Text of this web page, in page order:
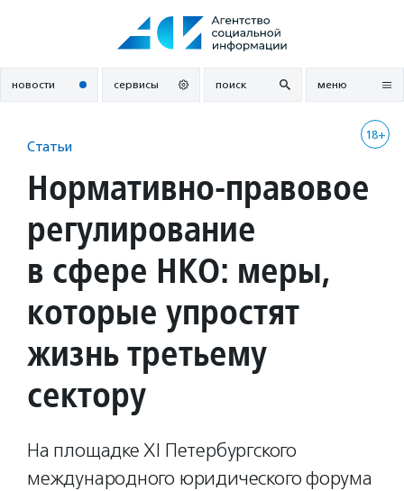
новости сервисы поиск меню
18+
Статьи
Нормативно-правовое
регулирование
в сфере НКО: меры,
которые упростят
жизнь третьему
сектору
На площадке XI Петербургского
международного юридического форума